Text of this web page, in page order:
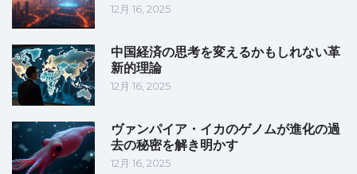
12月 16, 2025
中国経済の思考を変えるかもしれない革
新的理論
12月 16, 2025
ヴァンパイア・イカのゲノムが進化の過
去の秘密を解き明かす
12月 16, 2025